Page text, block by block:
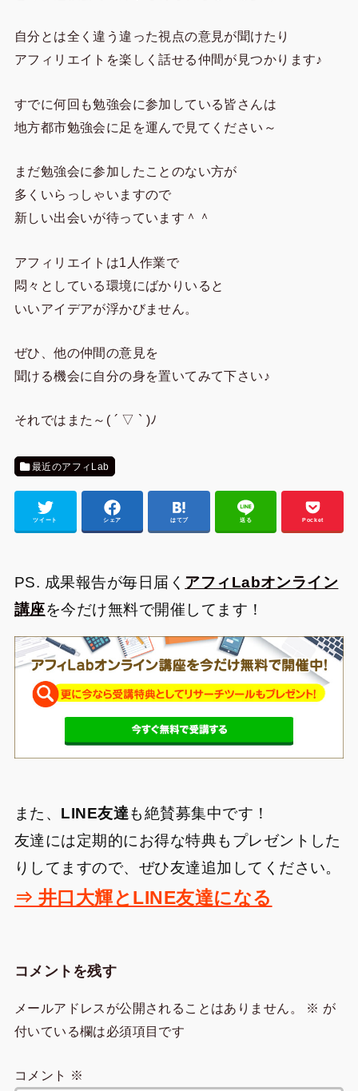
自分とは全く違う違った視点の意見が聞けたり
アフィリエイトを楽しく話せる仲間が見つかります♪
すでに何回も勉強会に参加している皆さんは
地方都市勉強会に足を運んで見てください～
まだ勉強会に参加したことのない方が
多くいらっしゃいますので
新しい出会いが待っています＾＾
アフィリエイトは1人作業で
悶々としている環境にばかりいると
いいアイデアが浮かびません。
ぜひ、他の仲間の意見を
聞ける機会に自分の身を置いてみて下さい♪
それではまた～( ´ ▽ ` )ﾉ
最近のアフィLab
ツイート シェア はてブ 送る Pocket
PS. 成果報告が毎日届く アフィLabオンライン
講座を今だけ無料で開催してます！
また、 LINE友達も絶賛募集中です！
友達には定期的にお得な特典もプレゼントした
りしてますので、ぜひ友達追加してください。
⇒ 井口大輝とLINE友達になる
コメントを残す
メールアドレスが公開されることはありません。 ※ が
付いている欄は必須項目です
コメント ※